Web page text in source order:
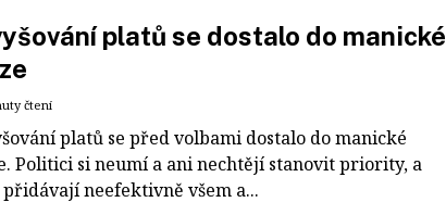
platů se dostalo do manické
čtení
platů se před volbami dostalo do manické
Politici si neumí a ani nechtějí stanovit priority, a
neefektivně všem a...